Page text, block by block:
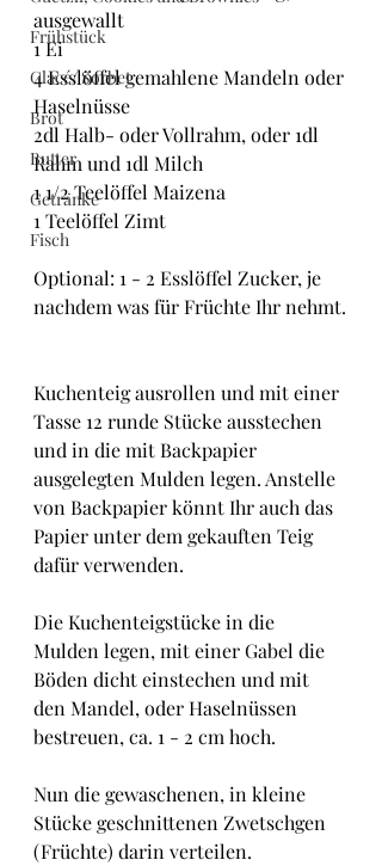
Frühstück
Glacé/ Sorbet
Brot
Butter
Getränke
Fisch
ausgewallt
1 Ei
4 Esslöffel gemahlene Mandeln oder
Haselnüsse
2dl Halb- oder Vollrahm, oder 1dl
Rahm und 1dl Milch
1 1/2 Teelöffel Maizena
1 Teelöffel Zimt
Optional: 1 - 2 Esslöffel Zucker, je
nachdem was für Früchte Ihr nehmt.
Kuchenteig ausrollen und mit einer
Tasse 12 runde Stücke ausstechen
und in die mit Backpapier
ausgelegten Mulden legen. Anstelle
von Backpapier könnt Ihr auch das
Papier unter dem gekauften Teig
dafür verwenden.
Die Kuchenteigstücke in die
Mulden legen, mit einer Gabel die
Böden dicht einstechen und mit
den Mandel, oder Haselnüssen
bestreuen, ca. 1 - 2 cm hoch.
Nun die gewaschenen, in kleine
Stücke geschnittenen Zwetschgen
(Früchte) darin verteilen.